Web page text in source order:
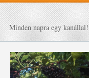
Minden napra egy kanállal!